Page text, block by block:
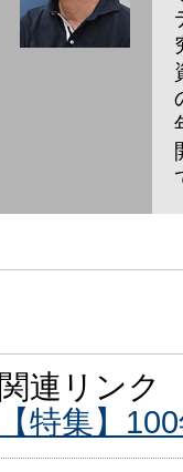
関連リンク
【特集】